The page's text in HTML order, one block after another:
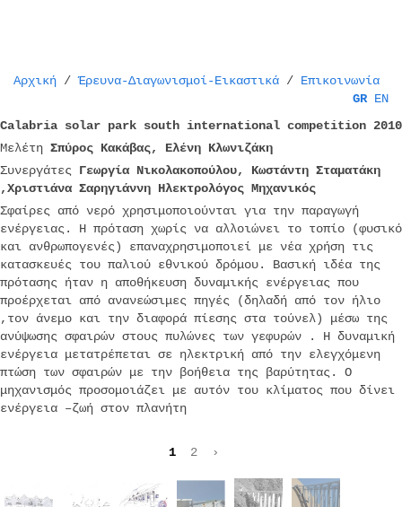
Αρχική /Έρευνα-Διαγωνισμοί-Εικαστικά / Επικοινωνία
GR EN
Calabria solar park south international competition 2010
Μελέτη Σπύρος Κακάβας, Ελένη Κλωνιζάκη
Συνεργάτες Γεωργία Νικολακοπούλου, Κωστάντη Σταματάκη
,Χριστιάνα Σαρηγιάννη Ηλεκτρολόγος Μηχανικός
Σφαίρες από νερό χρησιμοποιούνται για την παραγωγή
ενέργειας. Η πρόταση χωρίς να αλλοιώνει το τοπίο (φυσικό
και ανθρωπογενές) επαναχρησιμοποιεί με νέα χρήση τις
κατασκευές του παλιού εθνικού δρόμου. Βασική ιδέα της
πρότασης ήταν η αποθήκευση δυναμικής ενέργειας που
προέρχεται από ανανεώσιμες πηγές (δηλαδή από τον ήλιο
,τον άνεμο και την διαφορά πίεσης στα τούνελ) μέσω της
ανύψωσης σφαιρών στους πυλώνες των γεφυρών . Η δυναμική
ενέργεια μετατρέπεται σε ηλεκτρική από την ελεγχόμενη
πτώση των σφαιρών με την βοήθεια της βαρύτητας. Ο
μηχανισμός προσομοιάζει με αυτόν του κλίματος που δίνει
ενέργεια –ζωή στον πλανήτη
1 2 ›